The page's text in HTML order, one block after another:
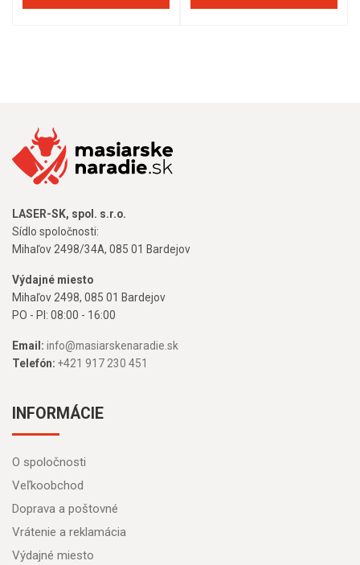
LASER-SK, spol. s.r.o.
Sídlo spoločnosti:
Mihaľov 2498/34A, 085 01 Bardejov
Výdajné miesto
Mihaľov 2498, 085 01 Bardejov
PO - PI: 08:00 - 16:00
Email: info@masiarskenaradie.sk
Telefón: +421 917 230 451
INFORMÁCIE
O spoločnosti
Veľkoobchod
Doprava a poštovné
Vrátenie a reklamácia
Výdajné miesto